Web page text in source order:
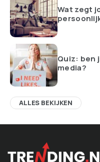
Wat zegt
Quiz: ben
media?
ALLES BEKIJKEN